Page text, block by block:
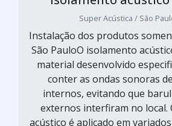
Super Acústica / São
Instalação dos produtos
São PauloO isolamento
material desenvolvido
conter as ondas sonoras
internos, evitando que
externos interfiram no local.
acústico é aplicado em